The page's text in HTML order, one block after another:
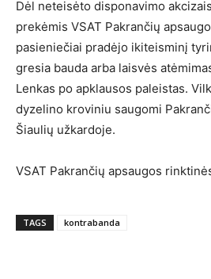
Dėl neteisėto disponavimo
prekėmis VSAT Pakrančių
pasieniečiai pradėjo ikiteisminį
gresia bauda arba laisvės
Lenkas po apklausos paleistas.
dyzelino kroviniu saugomi
Šiaulių užkardoje.
VSAT Pakrančių apsaugos
TAGS kontrabanda